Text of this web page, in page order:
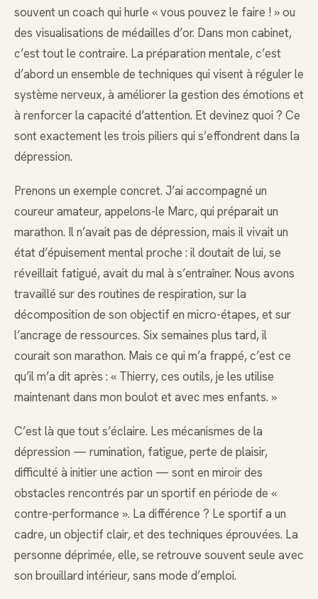
souvent un coach qui hurle « vous pouvez le faire ! » ou
des visualisations de médailles d’or. Dans mon cabinet,
c’est tout le contraire. La préparation mentale, c’est
d’abord un ensemble de techniques qui visent à réguler le
système nerveux, à améliorer la gestion des émotions et
à renforcer la capacité d’attention. Et devinez quoi ? Ce
sont exactement les trois piliers qui s’effondrent dans la
dépression.
Prenons un exemple concret. J’ai accompagné un
coureur amateur, appelons-le Marc, qui préparait un
marathon. Il n’avait pas de dépression, mais il vivait un
état d’épuisement mental proche : il doutait de lui, se
réveillait fatigué, avait du mal à s’entraîner. Nous avons
travaillé sur des routines de respiration, sur la
décomposition de son objectif en micro-étapes, et sur
l’ancrage de ressources. Six semaines plus tard, il
courait son marathon. Mais ce qui m’a frappé, c’est ce
qu’il m’a dit après : « Thierry, ces outils, je les utilise
maintenant dans mon boulot et avec mes enfants. »
C’est là que tout s’éclaire. Les mécanismes de la
dépression — rumination, fatigue, perte de plaisir,
difficulté à initier une action — sont en miroir des
obstacles rencontrés par un sportif en période de «
contre-performance ». La différence ? Le sportif a un
cadre, un objectif clair, et des techniques éprouvées. La
personne déprimée, elle, se retrouve souvent seule avec
son brouillard intérieur, sans mode d’emploi.